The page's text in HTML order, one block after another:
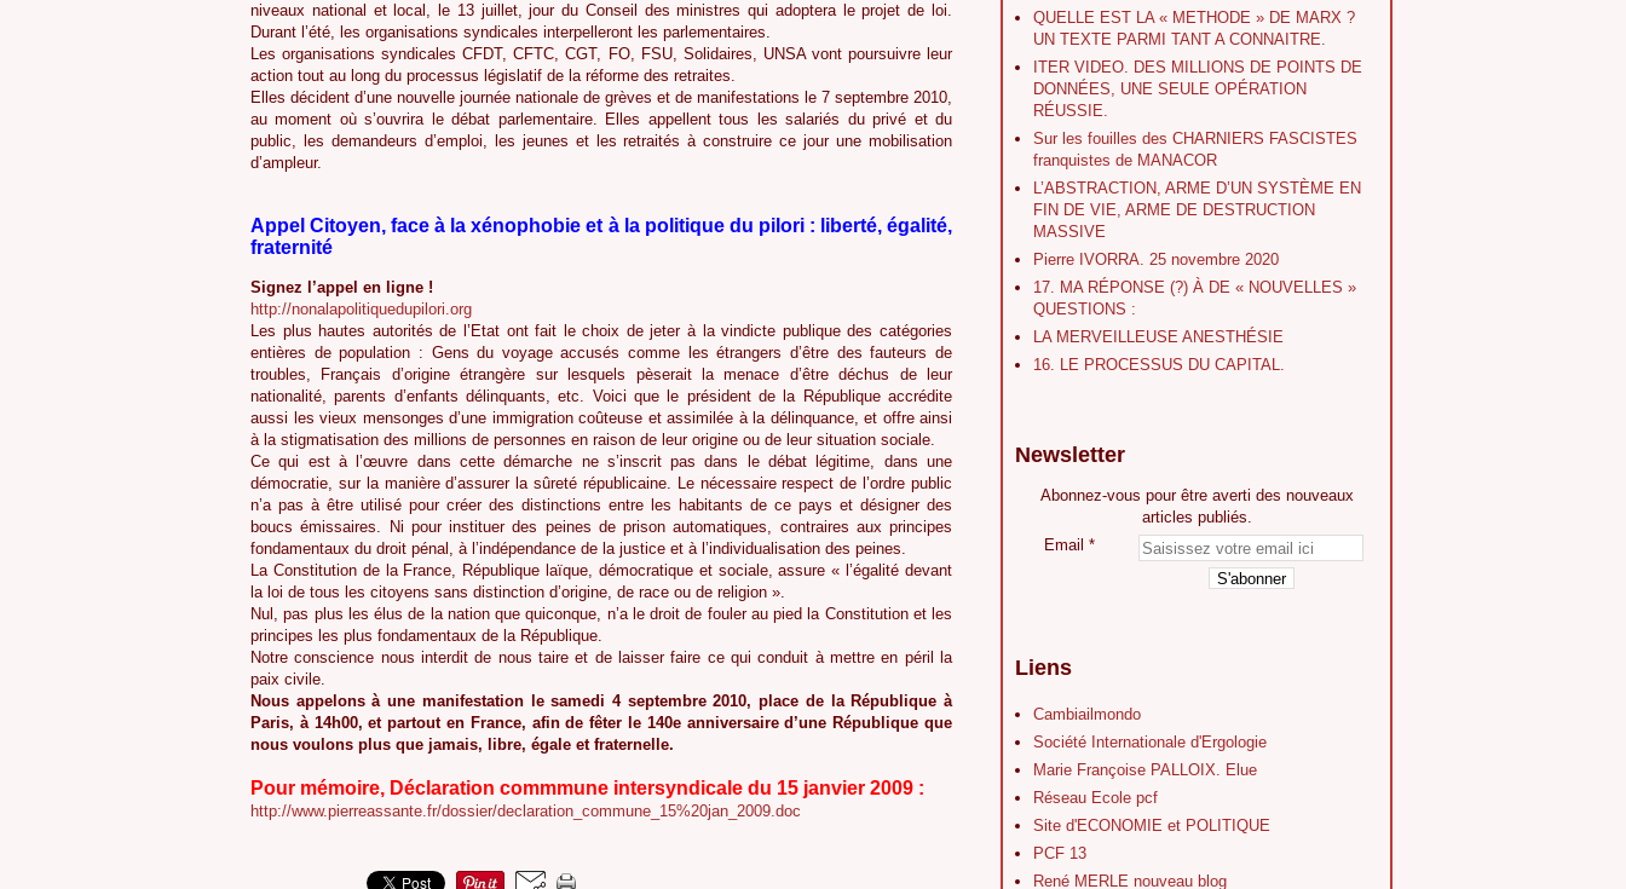
niveaux national et local, le 13 juillet, jour du Conseil des ministres qui adoptera le projet de loi.
Durant l’été, les organisations syndicales interpelleront les parlementaires.
Les organisations syndicales CFDT, CFTC, CGT, FO, FSU, Solidaires, UNSA vont poursuivre leur
action tout au long du processus législatif de la réforme des retraites.
Elles décident d’une nouvelle journée nationale de grèves et de manifestations le 7 septembre 2010,
au moment où s’ouvrira le débat parlementaire. Elles appellent tous les salariés du privé et du
public, les demandeurs d’emploi, les jeunes et les retraités à construire ce jour une mobilisation
d’ampleur.
Appel Citoyen, face à la xénophobie et à la politique du pilori : liberté, égalité,
fraternité
Signez l’appel en ligne !
http://nonalapolitiquedupilori.org
Les plus hautes autorités de l’Etat ont fait le choix de jeter à la vindicte publique des catégories
entières de population : Gens du voyage accusés comme les étrangers d’être des fauteurs de
troubles, Français d’origine étrangère sur lesquels pèserait la menace d’être déchus de leur
nationalité, parents d’enfants délinquants, etc. Voici que le président de la République accrédite
aussi les vieux mensonges d’une immigration coûteuse et assimilée à la délinquance, et offre ainsi
à la stigmatisation des millions de personnes en raison de leur origine ou de leur situation sociale.
Ce qui est à l’œuvre dans cette démarche ne s’inscrit pas dans le débat légitime, dans une
démocratie, sur la manière d’assurer la sûreté républicaine. Le nécessaire respect de l’ordre public
n’a pas à être utilisé pour créer des distinctions entre les habitants de ce pays et désigner des
boucs émissaires. Ni pour instituer des peines de prison automatiques, contraires aux principes
fondamentaux du droit pénal, à l’indépendance de la justice et à l’individualisation des peines.
La Constitution de la France, République laïque, démocratique et sociale, assure « l’égalité devant
la loi de tous les citoyens sans distinction d’origine, de race ou de religion ».
Nul, pas plus les élus de la nation que quiconque, n’a le droit de fouler au pied la Constitution et les
principes les plus fondamentaux de la République.
Notre conscience nous interdit de nous taire et de laisser faire ce qui conduit à mettre en péril la
paix civile.
Nous appelons à une manifestation le samedi 4 septembre 2010, place de la République à
Paris, à 14h00, et partout en France, afin de fêter le 140e anniversaire d’une République que
nous voulons plus que jamais, libre, égale et fraternelle.
Pour mémoire, Déclaration commmune intersyndicale du 15 janvier 2009 :
http://www.pierreassante.fr/dossier/declaration_commune_15%20jan_2009.doc
QUELLE EST LA « METHODE » DE MARX ?
UN TEXTE PARMI TANT A CONNAITRE.
ITER VIDEO. DES MILLIONS DE POINTS DE
DONNÉES, UNE SEULE OPÉRATION
RÉUSSIE.
Sur les fouilles des CHARNIERS FASCISTES
franquistes de MANACOR
L’ABSTRACTION, ARME D’UN SYSTÈME EN
FIN DE VIE, ARME DE DESTRUCTION
MASSIVE
Pierre IVORRA. 25 novembre 2020
17. MA RÉPONSE (?) À DE « NOUVELLES »
QUESTIONS :
LA MERVEILLEUSE ANESTHÉSIE
16. LE PROCESSUS DU CAPITAL.
Newsletter
Abonnez-vous pour être averti des nouveaux
articles publiés.
Email
Liens
Cambiailmondo
Société Internationale d'Ergologie
Marie Françoise PALLOIX. Elue
Réseau Ecole pcf
Site d'ECONOMIE et POLITIQUE
PCF 13
René MERLE nouveau blog